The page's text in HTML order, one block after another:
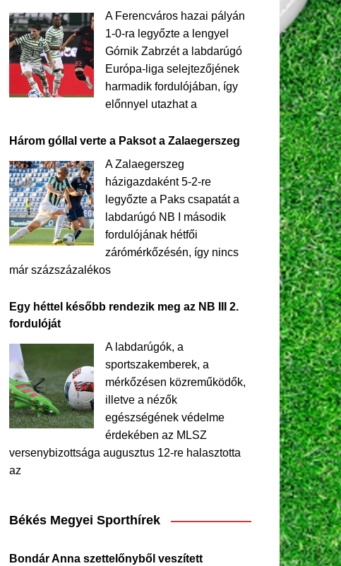
A Ferencváros hazai pályán
1-0-ra legyőzte a lengyel
Górnik Zabrzét a labdarúgó
Európa-liga selejtezőjének
harmadik fordulójában, így
előnnyel utazhat a
Három góllal verte a Paksot a Zalaegerszeg
A Zalaegerszeg
házigazdaként 5-2-re
legyőzte a Paks csapatát a
labdarúgó NB I második
fordulójának hétfői
zárómérkőzésén, így nincs
már százszázalékos
Egy héttel később rendezik meg az NB III 2.
fordulóját
A labdarúgók, a
sportszakemberek, a
mérkőzésen közreműködők,
illetve a nézők
egészségének védelme
érdekében az MLSZ
versenybizottsága augusztus 12-re halasztotta
az
Békés Megyei Sporthírek
Bondár Anna szettelőnyből veszített